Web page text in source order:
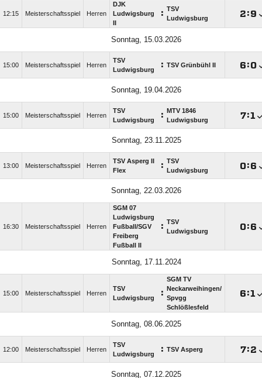
12:15 Meisterschaftsspiel Herren
DJK
Ludwigsburg
: TSV
Ludwigsburg
:
Sonntag, 15.03.2026
15:00 Meisterschaftsspiel Herren
TSV
Ludwigsburg
: TSV Grünbühl II :
Sonntag, 19.04.2026
15:00 Meisterschaftsspiel Herren
TSV
Ludwigsburg
:
MTV 1846
Ludwigsburg
:
Sonntag, 23.11.2025
13:00 Meisterschaftsspiel Herren
TSV Asperg II
Flex
: TSV
Ludwigsburg
:
Sonntag, 22.03.2026
16:30 Meisterschaftsspiel Herren
SGM 07
Ludwigsburg
Fußball/​SGV
Freiberg
Fußball II
: TSV
Ludwigsburg
:
Sonntag, 17.11.2024
15:00 Meisterschaftsspiel Herren
TSV
Ludwigsburg
:
SGM TV
Neckarweihingen/​
Spvgg
Schlößlesfeld
:
Sonntag, 08.06.2025
12:00 Meisterschaftsspiel Herren
TSV
Ludwigsburg
: TSV Asperg :
Sonntag, 07.12.2025